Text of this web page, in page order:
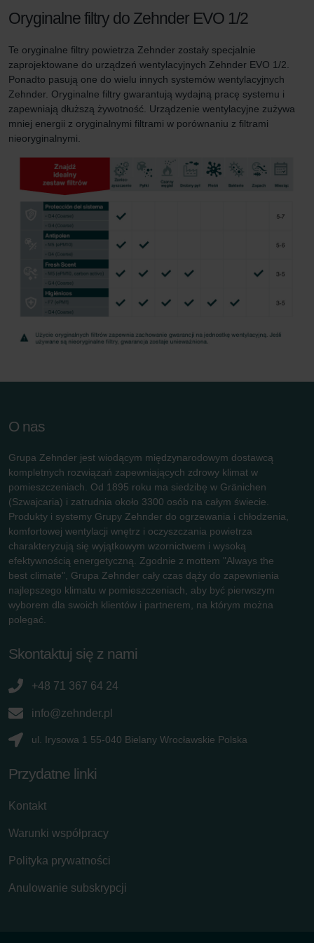
Oryginalne filtry do Zehnder EVO 1/2
Te oryginalne filtry powietrza Zehnder zostały specjalnie
zaprojektowane do urządzeń wentylacyjnych Zehnder EVO 1/2.
Ponadto pasują one do wielu innych systemów wentylacyjnych
Zehnder. Oryginalne filtry gwarantują wydajną pracę systemu i
zapewniają dłuższą żywotność. Urządzenie wentylacyjne zużywa
mniej energii z oryginalnymi filtrami w porównaniu z filtrami
nieoryginalnymi.
O nas
Grupa Zehnder jest wiodącym międzynarodowym dostawcą
kompletnych rozwiązań zapewniających zdrowy klimat w
pomieszczeniach. Od 1895 roku ma siedzibę w Gränichen
(Szwajcaria) i zatrudnia około 3300 osób na całym świecie.
Produkty i systemy Grupy Zehnder do ogrzewania i chłodzenia,
komfortowej wentylacji wnętrz i oczyszczania powietrza
charakteryzują się wyjątkowym wzornictwem i wysoką
efektywnością energetyczną. Zgodnie z mottem "Always the
best climate", Grupa Zehnder cały czas dąży do zapewnienia
najlepszego klimatu w pomieszczeniach, aby być pierwszym
wyborem dla swoich klientów i partnerem, na którym można
polegać.
Skontaktuj się z nami
+48 71 367 64 24
info@zehnder.pl
ul. Irysowa 1 55-040 Bielany Wrocławskie Polska
Przydatne linki
Kontakt
Warunki współpracy
Polityka prywatności
Anulowanie subskrypcji